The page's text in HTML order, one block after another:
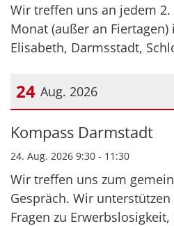
Wir treffen uns an jedem
Monat (außer an
Elisabeth, Darmsstadt,
24 Aug. 2026
Datum: 24. August 2026
Kompass Darmstadt
24. Aug. 2026 9:30 - 11:30
Wir treffen uns zum
Gespräch. Wir
Fragen zu